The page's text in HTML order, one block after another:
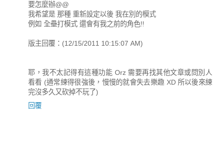
要怎麼辦@@
我希望是 那種 重新設定以後 我在別的模式
例如 全壘打模式 還會有我之前的角色!!
版主回覆：(12/15/2011 10:15:07 AM)
耶，我不太記得有這種功能 Orz 需要再找其他文章或問別人
看看 (通常練得很強後，慢慢的就會失去樂趣 XD 所以後來練
完沒多久又砍掉不玩了)
回覆